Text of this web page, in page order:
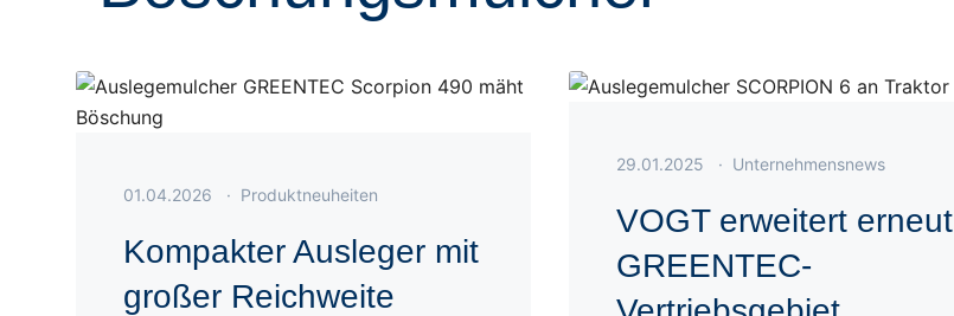
Veröffentlicht am 01.04.2026
01.04.2026 · Produktneuheiten
Kompakter Ausleger mit
großer Reichweite
Veröffentlicht am 29.01.2025
29.01.2025 · Unternehmensnews
VOGT erweitert erneut
GREENTEC-